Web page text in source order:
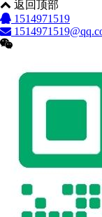
返回顶部
1514971519